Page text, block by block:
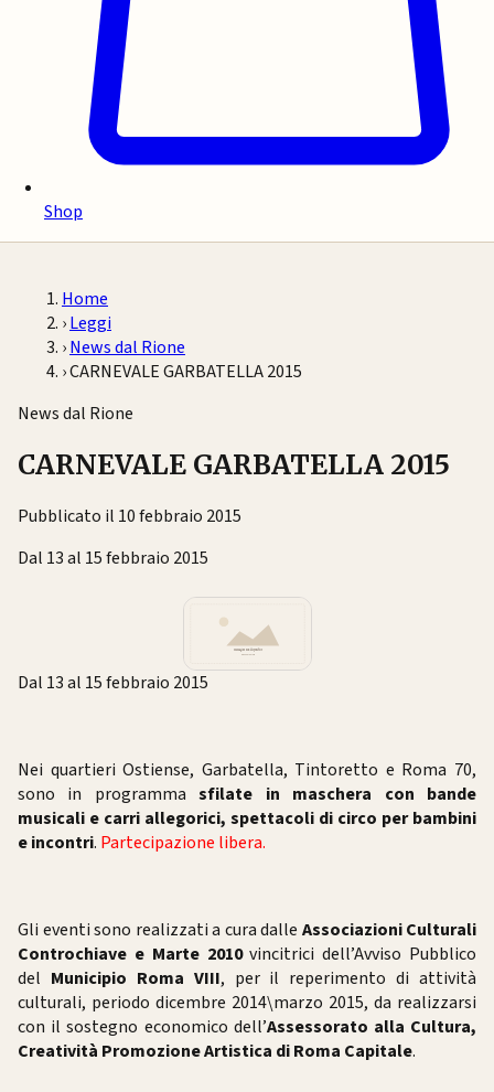
Shop
Home
›Leggi
›News dal Rione
›CARNEVALE GARBATELLA 2015
News dal Rione
CARNEVALE GARBATELLA 2015
Pubblicato il 10 febbraio 2015
Dal 13 al 15 febbraio 2015
Dal 13 al 15 febbraio 2015
Nei quartieri Ostiense, Garbatella, Tintoretto e Roma 70,
sono in programmasfilate in maschera con bande
musicali e carri allegorici, spettacoli di circo per bambini
e incontri. Partecipazione libera.
Gli eventi sono realizzati a cura dalle Associazioni Culturali
Controchiave e Marte 2010vincitrici dell’Avviso Pubblico
del Municipio Roma VIII, per il reperimento di attività
culturali, periodo dicembre 2014\marzo 2015, da realizzarsi
con il sostegno economico dell’Assessorato alla Cultura,
Creatività Promozione Artistica di Roma Capitale.